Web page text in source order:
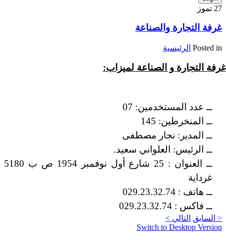
27 تموز
غرفة التجارة والصناعة
Posted in الرئيسية
غرفة التجارة و الصناعة لميزاب:
ــ عدد المستخدمين: 07
ــ المنخرطين: 145
ــ المدير: نجار مصطفى
ــ الرئيس: العلواني سعيد.
ــ العنوان : 25 شارع أول نوفمبر 1954 ص ب 5180
غرداية
ــ هاتف : 029.23.32.74
ــ فاكس : 029.23.32.74
< السابق التالي >
Switch to Desktop Version